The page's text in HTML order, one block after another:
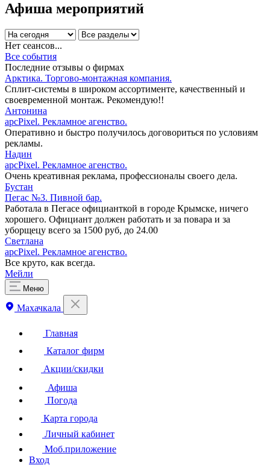
Афиша мероприятий
Нет сеансов...
Все события
Последние отзывы о фирмах
Арктика. Торгово-монтажная компания.
Сплит-системы в широком ассортименте, качественный и
своевременной монтаж. Рекомендую!!
Антонина
apcPixel. Рекламное агенство.
Оперативно и быстро получилось договориться по условиям
рекламы.
Надин
apcPixel. Рекламное агенство.
Очень креативная реклама, профессионалы своего дела.
Бустан
Пегас №3. Пивной бар.
Работала в Пегасе официанткой в городе Крымске, ничего
хорошего. Официант должен работать и за повара и за
уборщецу всего за 1500 руб, до 24.00
Светлана
apcPixel. Рекламное агенство.
Все круто, как всегда.
Мейли
Меню
Махачкала
Главная
Каталог фирм
Акции/скидки
Афиша
Погода
Карта города
Личный кабинет
Моб.приложение
Вход